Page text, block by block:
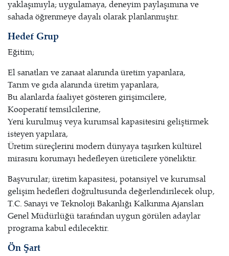
yaklaşımıyla; uygulamaya, deneyim paylaşımına ve
sahada öğrenmeye dayalı olarak planlanmıştır.
Hedef Grup
Eğitim;
El sanatları ve zanaat alanında üretim yapanlara,
Tarım ve gıda alanında üretim yapanlara,
Bu alanlarda faaliyet gösteren girişimcilere,
Kooperatif temsilcilerine,
Yeni kurulmuş veya kurumsal kapasitesini geliştirmek
isteyen yapılara,
Üretim süreçlerini modern dünyaya taşırken kültürel
mirasını korumayı hedefleyen üreticilere yöneliktir.
Başvurular; üretim kapasitesi, potansiyel ve kurumsal
gelişim hedefleri doğrultusunda değerlendirilecek olup,
T.C. Sanayi ve Teknoloji Bakanlığı Kalkınma Ajansları
Genel Müdürlüğü tarafından uygun görülen adaylar
programa kabul edilecektir.
Ön Şart